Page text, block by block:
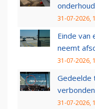
31-07-2026,
Einde van
neemt
31-07-2026,
Gedeelde
31-07-2026,